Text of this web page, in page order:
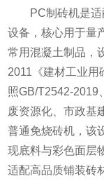
PC制砖机是适
设备，核心用于量
常用混凝土制品，
2011《建材工业用
照GB/T2542-2019
废资源化、市政基
普通免烧砖机，该
现底料与彩色面层
适配高品质铺装砖